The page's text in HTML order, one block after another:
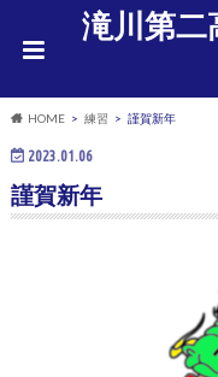
滝川第
HOME 練習 謹賀新年
2023.01.06
謹賀新年